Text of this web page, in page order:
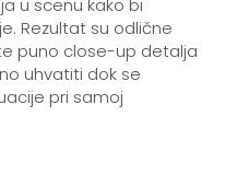
u scenu kako bi
Rezultat su odlične
puno close-up detalja
uhvatiti dok se
pri samoj